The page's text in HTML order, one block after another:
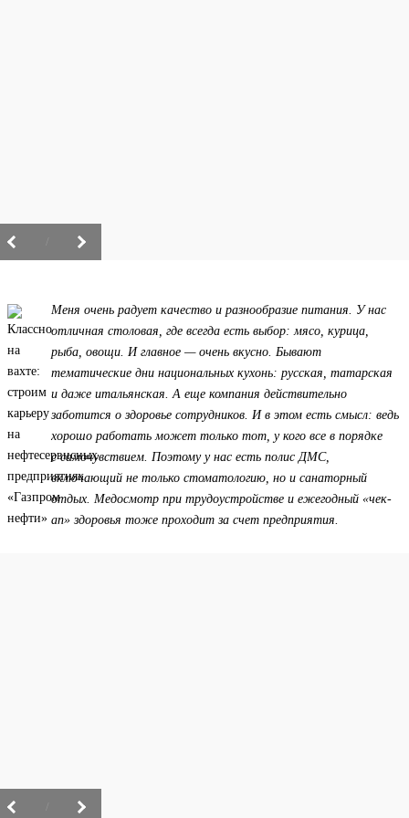
Меня очень радует качество и разнообразие питания. У нас
отличная столовая, где всегда есть выбор: мясо, курица,
рыба, овощи. И главное — очень вкусно. Бывают
тематические дни национальных кухонь: русская, татарская
и даже итальянская. А еще компания действительно
заботится о здоровье сотрудников. И в этом есть смысл: ведь
хорошо работать может только тот, у кого все в порядке
с самочувствием. Поэтому у нас есть полис ДМС,
включающий не только стоматологию, но и санаторный
отдых. Медосмотр при трудоустройстве и ежегодный «чек-
ап» здоровья тоже проходит за счет предприятия.